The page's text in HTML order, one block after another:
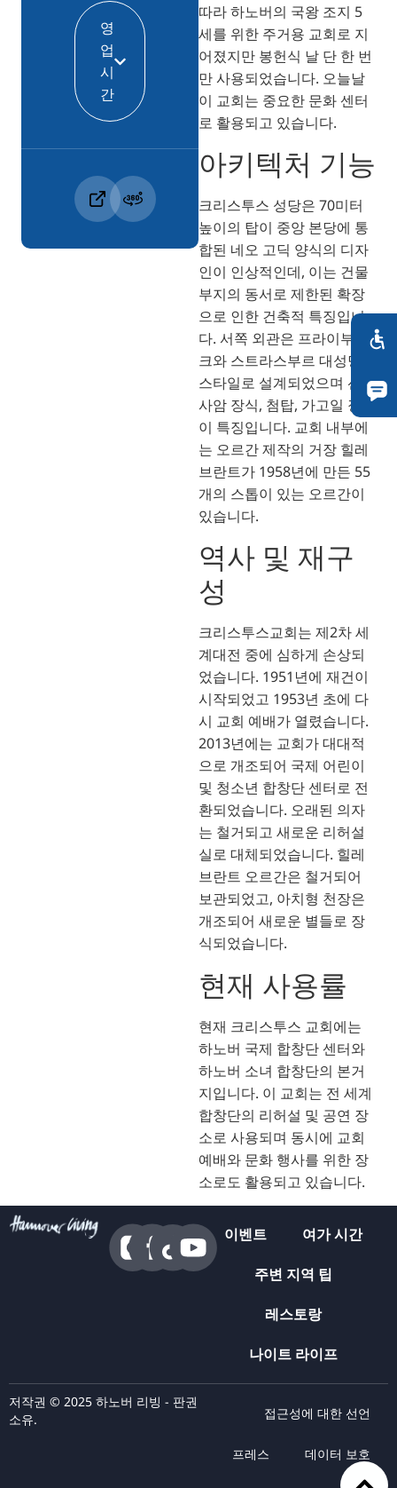
따라 하노버의 국왕 조지 5
세를 위한 주거용 교회로 지
어졌지만 봉헌식 날 단 한 번
만 사용되었습니다. 오늘날
이 교회는 중요한 문화 센터
로 활용되고 있습니다.
아키텍처 기능
크리스투스 성당은 70미터
높이의 탑이 중앙 본당에 통
합된 네오 고딕 양식의 디자
인이 인상적인데, 이는 건물
부지의 동서로 제한된 확장
으로 인한 건축적 특징입니
다. 서쪽 외관은 프라이부르
크와 스트라스부르 대성당
스타일로 설계되었으며 선조
사암 장식, 첨탑, 가고일 장식
이 특징입니다. 교회 내부에
는 오르간 제작의 거장 힐레
브란트가 1958년에 만든 55
개의 스톱이 있는 오르간이
있습니다.
역사 및 재구
성
크리스투스교회는 제2차 세
계대전 중에 심하게 손상되
었습니다. 1951년에 재건이
시작되었고 1953년 초에 다
시 교회 예배가 열렸습니다.
2013년에는 교회가 대대적
으로 개조되어 국제 어린이
및 청소년 합창단 센터로 전
환되었습니다. 오래된 의자
는 철거되고 새로운 리허설
실로 대체되었습니다. 힐레
브란트 오르간은 철거되어
보관되었고, 아치형 천장은
개조되어 새로운 별들로 장
식되었습니다.
현재 사용률
현재 크리스투스 교회에는
하노버 국제 합창단 센터와
하노버 소녀 합창단의 본거
지입니다. 이 교회는 전 세계
합창단의 리허설 및 공연 장
소로 사용되며 동시에 교회
예배와 문화 행사를 위한 장
소로도 활용되고 있습니다.
영
업
시
간
이벤트 여가 시간
주변 지역 팁
레스토랑
나이트 라이프
저작권 © 2025 하노버 리빙 - 판권
소유.
접근성에 대한 선언
프레스 데이터 보호